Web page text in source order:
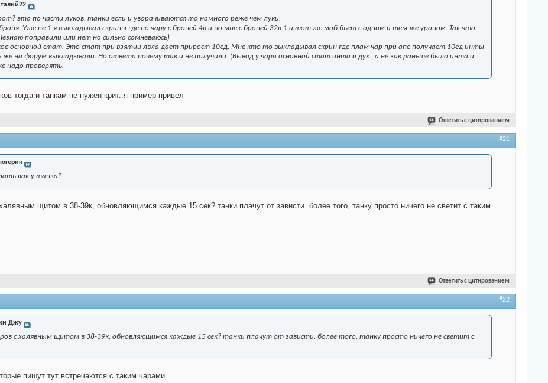
это по части луков. танки если и уворачиваются то намного реже чем луки.
Уже не 1 я выкладывал скрины где по чару с бронёй 4к и по мне с бронёй 32к 1 и тот же моб бьёт с одним и тем же уроном. Так что
поправили или нет но сильно сомневаюсь)
основной стат. Это стат при взятии лвла даёт прирост 10ед. Мне кто то выкладывал скрин где плам чар при апе получает 10ед инты
же на форум выкладывали. Но ответа почему так и не получили. (Вывод у чара основной стат инта и дух., а не как раньше было инта и
надо проверять.
тогда и танкам не нужен крит..я пример привел
Ответить с цитированием
#21
как у танка?
щитом в 38-39к, обновляющимся каждые 15 сек? танки плачут от зависти. более того, танку просто ничего не светит с таким
Ответить с цитированием
#22
Джу
с халявным щитом в 38-39к, обновляющимся каждые 15 сек? танки плачут от зависти. более того, танку просто ничего не светит с
пишут тут встречаются с таким чарами